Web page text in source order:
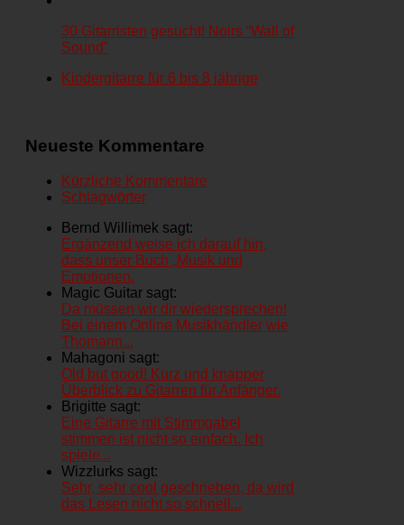
30 Gitarristen gesucht! Noirs “Wall of
Sound”
Kindergitarre für 6 bis 8 jährige
Neueste Kommentare
Kürzliche Kommentare
Schlagwörter
Bernd Willimek sagt:
Ergänzend weise ich darauf hin,
dass unser Buch „Musik und
Emotionen.
Magic Guitar sagt:
Da müssen wir dir wiedersprechen!
Bei einem Online Musikhändler wie
Thomann...
Mahagoni sagt:
Old but good! Kurz und knapper
Überblick zu Gitarren für Anfänger.
Brigitte sagt:
Eine Gitarre mit Stimmgabel
stimmen ist nicht so einfach. Ich
spiele...
Wizzlurks sagt:
Sehr, sehr cool geschrieben, da wird
das Lesen nicht so schnell...